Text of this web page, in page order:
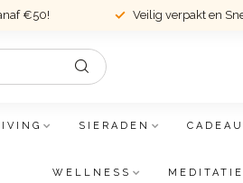
€50! Veilig verpakt en
SIERADEN
WELLNESS MEDITATIE